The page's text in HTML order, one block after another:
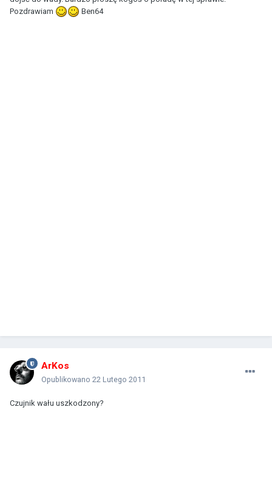
Pozdrawiam
Ben64
ArKos
Opublikowano 22 Lutego 2011
Czujnik wału uszkodzony?